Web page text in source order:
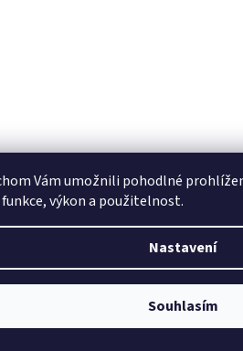
Vám umožnili pohodlné
výkon a použitelnost.
Nastavení
Souhlasím